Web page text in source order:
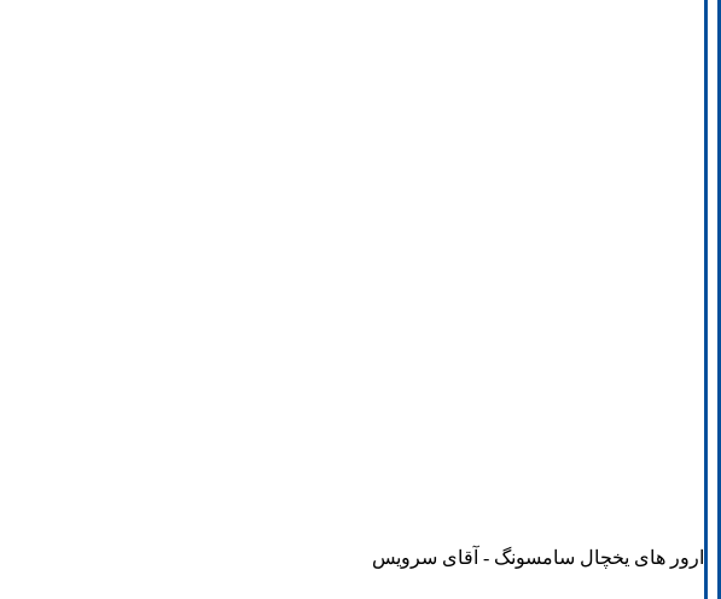
ارور های یخچال سامسونگ - آقای سرویس